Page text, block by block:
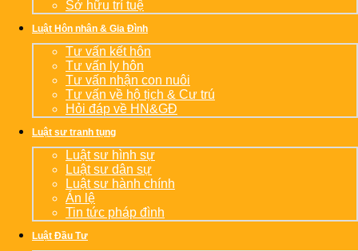
Sở hữu trí tuệ
Luật Hôn nhân & Gia Đình
Tư vấn kết hôn
Tư vấn ly hôn
Tư vấn nhận con nuôi
Tư vấn về hộ tịch & Cư trú
Hỏi đáp về HN&GĐ
Luật sư tranh tụng
Luật sư hình sự
Luật sư dân sự
Luật sư hành chính
Án lệ
Tin tức pháp đình
Luật Đầu Tư